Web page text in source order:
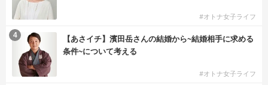
#オトナ女子ライフ
【あさイチ】濱田岳さんの結婚から~結婚相手に求める
条件~について考える
#オトナ女子ライフ
4